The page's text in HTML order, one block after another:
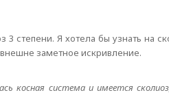
3 степени. Я хотела бы узнать на
заметное искривление.
косная система и имеется